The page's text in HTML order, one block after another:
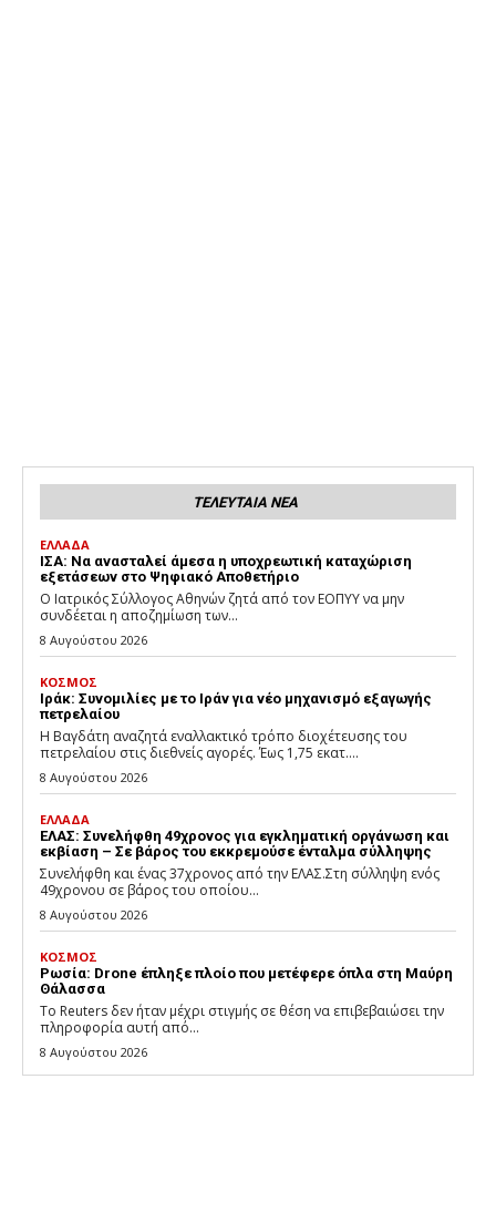
ΤΕΛΕΥΤΑΙΑ ΝΕΑ
ΕΛΛΑΔΑ
ΙΣΑ: Να ανασταλεί άμεσα η υποχρεωτική καταχώριση
εξετάσεων στο Ψηφιακό Αποθετήριο
Ο Ιατρικός Σύλλογος Αθηνών ζητά από τον ΕΟΠΥΥ να μην
συνδέεται η αποζημίωση των...
8 Αυγούστου 2026
ΚΟΣΜΟΣ
Ιράκ: Συνομιλίες με το Ιράν για νέο μηχανισμό εξαγωγής
πετρελαίου
Η Βαγδάτη αναζητά εναλλακτικό τρόπο διοχέτευσης του
πετρελαίου στις διεθνείς αγορές. Έως 1,75 εκατ....
8 Αυγούστου 2026
ΕΛΛΑΔΑ
ΕΛΑΣ: Συνελήφθη 49χρονος για εγκληματική οργάνωση και
εκβίαση – Σε βάρος του εκκρεμούσε ένταλμα σύλληψης
Συνελήφθη και ένας 37χρονος από την ΕΛΑΣ.Στη σύλληψη ενός
49χρονου σε βάρος του οποίου...
8 Αυγούστου 2026
ΚΟΣΜΟΣ
Ρωσία: Drone έπληξε πλοίο που μετέφερε όπλα στη Μαύρη
Θάλασσα
Το Reuters δεν ήταν μέχρι στιγμής σε θέση να επιβεβαιώσει την
πληροφορία αυτή από...
8 Αυγούστου 2026